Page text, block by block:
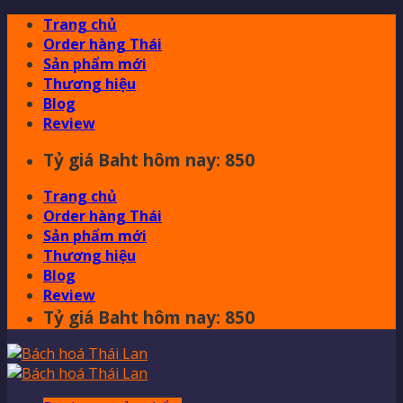
Skip
content
Trang chủ
Order hàng Thái
Sản phẩm mới
Thương hiệu
Blog
Review
Tỷ giá Baht hôm nay: 850
Trang chủ
Order hàng Thái
Sản phẩm mới
Thương hiệu
Blog
Review
Tỷ giá Baht hôm nay: 850